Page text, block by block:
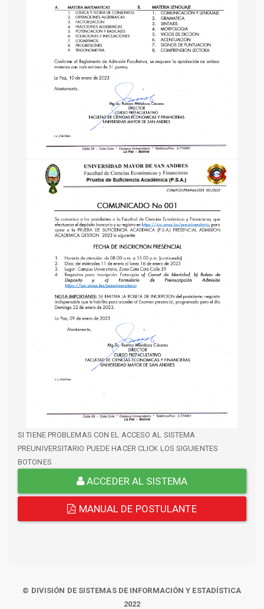
SI TIENE PROBLEMAS CON EL ACCESO AL SISTEMA
PREUNIVERSITARIO PUEDE HACER CLICK LOS SIGUIENTES
BOTONES
ACCEDER AL SISTEMA
MANUAL DE POSTULANTE
© DIVISIÓN DE SISTEMAS DE INFORMACIÓN Y ESTADÍSTICA
2022